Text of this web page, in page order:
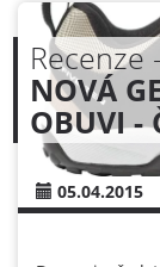
Recenze -
NOVÁ
OBUVI -
05.04.2015